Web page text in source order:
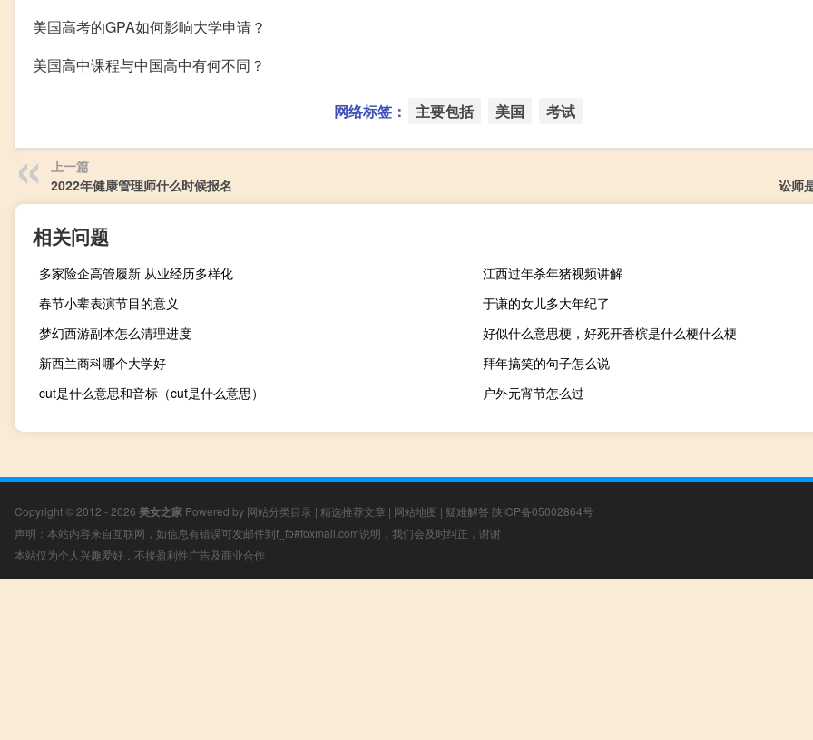
美国高考的GPA如何影响大学申请？
美国高中课程与中国高中有何不同？
网络标签： 主要包括 美国 考试
上一篇
2022年健康管理师什么时候报名
讼师
相关问题
多家险企高管履新 从业经历多样化
江西过年杀年猪视频讲解
春节小辈表演节目的意义
于谦的女儿多大年纪了
梦幻西游副本怎么清理进度
好似什么意思梗，好死开香槟是什么梗什么梗
新西兰商科哪个大学好
拜年搞笑的句子怎么说
cut是什么意思和音标（cut是什么意思）
户外元宵节怎么过
Copyright © 2012 - 2026 美女之家 Powered by 网站分类目录 | 精选推荐文章 | 网站地图 | 疑难解答 陕ICP备05002864号
声明：本站内容来自互联网，如信息有错误可发邮件到f_fb#foxmail.com说明，我们会及时纠正，谢谢
本站仅为个人兴趣爱好，不接盈利性广告及商业合作